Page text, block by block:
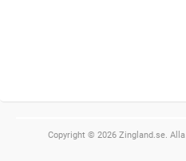
Copyright © 2026 Zingland.se.